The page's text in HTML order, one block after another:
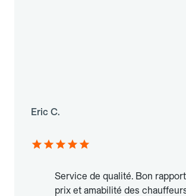
Eric C.
Service de qualité. Bon
prix et amabilité des